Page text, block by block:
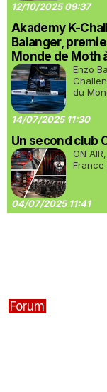
12/10/2025 09:37
Akademy K-
Balanger,
Monde de Moth
Enzo
du
14/07/2025 11:30
Un second club
ON
France
04/07/2025 11:41
Forum